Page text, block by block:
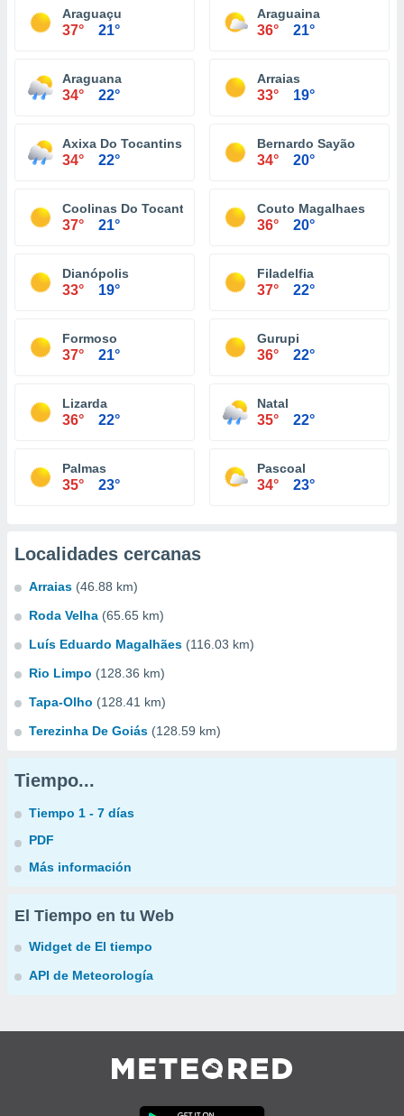
Araguaçu
37° 21°
Araguaina
36° 21°
Araguana
34° 22°
Arraias
33° 19°
Axixa Do Tocantins
34° 22°
Bernardo Sayão
34° 20°
Coolinas Do Tocantins
37° 21°
Couto Magalhaes
36° 20°
Dianópolis
33° 19°
Filadelfia
37° 22°
Formoso
37° 21°
Gurupi
36° 22°
Lizarda
36° 22°
Natal
35° 22°
Palmas
35° 23°
Pascoal
34° 23°
Localidades cercanas
Arraias (46.88 km)
Roda Velha (65.65 km)
Luís Eduardo Magalhães (116.03 km)
Rio Limpo (128.36 km)
Tapa-Olho (128.41 km)
Terezinha De Goiás (128.59 km)
Tiempo...
Tiempo 1 - 7 días
PDF
Más información
El Tiempo en tu Web
Widget de El tiempo
API de Meteorología